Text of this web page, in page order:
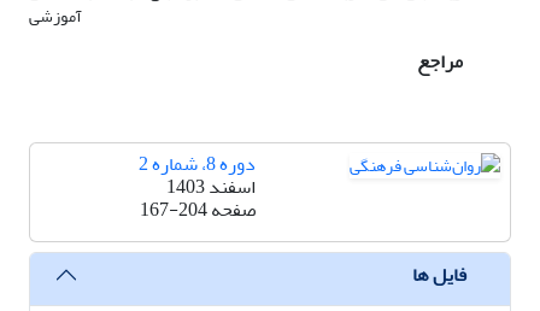
آموزشی
مراجع
دوره 8، شماره 2
اسفند 1403
صفحه167-204
فایل ها